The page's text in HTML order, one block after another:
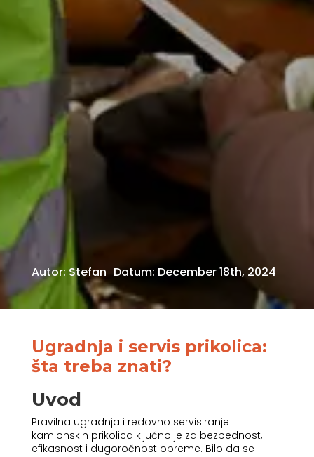
Autor: Stefan Datum: December 18th, 2024
Ugradnja i servis prikolica:
šta treba znati?
Uvod
Pravilna ugradnja i redovno servisiranje
kamionskih prikolica ključno je za bezbednost,
efikasnost i dugoročnost opreme. Bilo da se